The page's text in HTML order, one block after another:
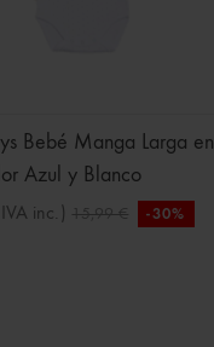
Bebé Manga Larga en
Azul y Blanco
(IVA inc.) 15,99 € -30%